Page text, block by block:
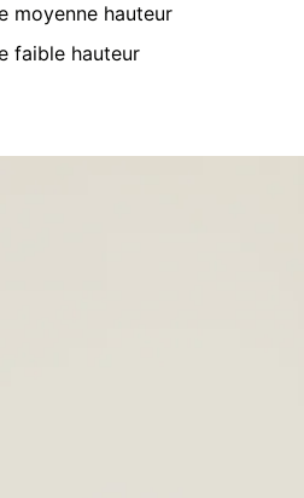
moyenne hauteur
faible hauteur
sur le produit